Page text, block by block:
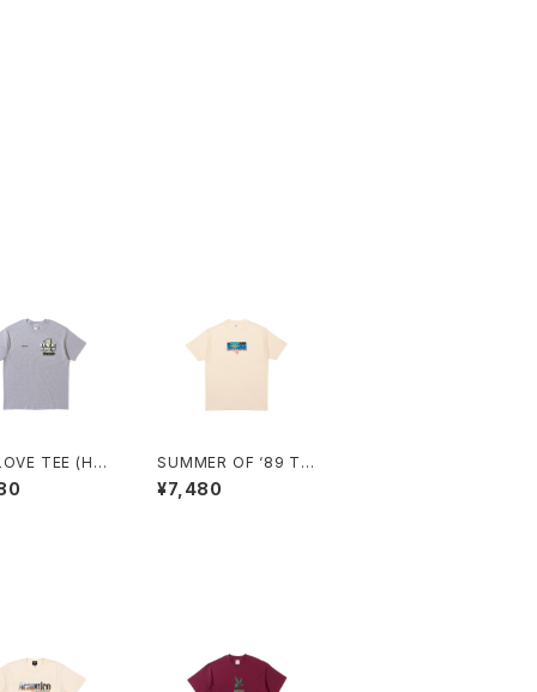
TEE (HEA
SUMMER OF ‘89 TE
E (CREAM)
¥7,480